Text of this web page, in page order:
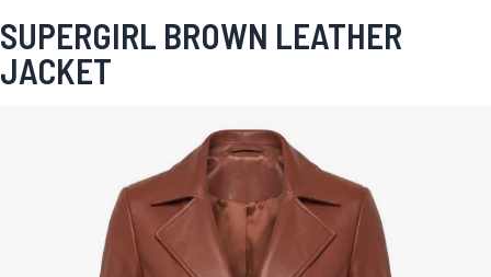
SUPERGIRL BROWN LEATHER
JACKET